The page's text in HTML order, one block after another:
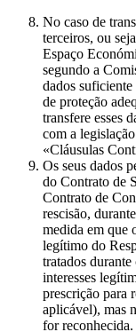
No caso de
terceiros, ou
Espaço
segundo a
dados
de proteção
transfere esses
com a
«Cláusulas
Os seus dados
do Contrato de
Contrato de
rescisão,
medida em que
legítimo do
tratados durante
interesses
prescrição para
aplicável), mas
for reconhecida.